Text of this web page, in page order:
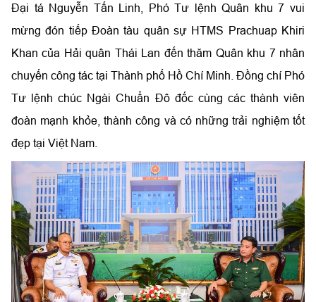
Đại tá Nguyễn Tấn Linh, Phó Tư lệnh Quân khu 7 vui
mừng đón tiếp Đoàn tàu quân sự HTMS Prachuap Khiri
Khan của Hải quân Thái Lan đến thăm Quân khu 7 nhân
chuyến công tác tại Thành phố Hồ Chí Minh. Đồng chí Phó
Tư lệnh chúc Ngài Chuẩn Đô đốc cùng các thành viên
đoàn mạnh khỏe, thành công và có những trải nghiệm tốt
đẹp tại Việt Nam.